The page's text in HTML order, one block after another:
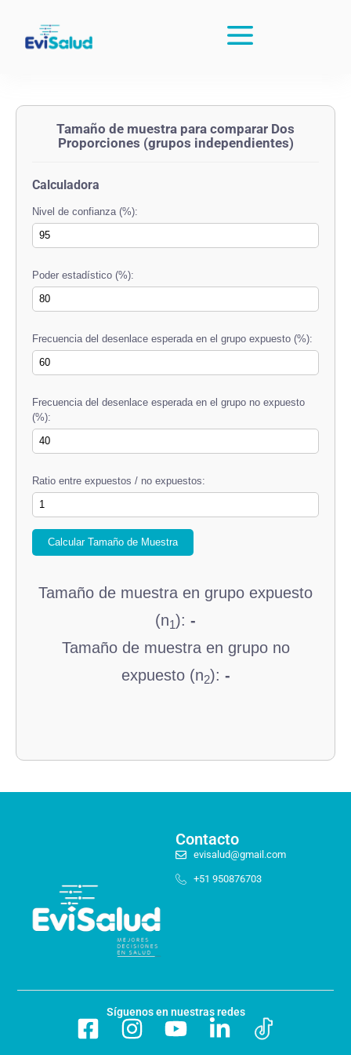
Tamaño de muestra para comparar Dos
Proporciones (grupos independientes)
Calculadora
Nivel de confianza (%):
Poder estadístico (%):
Frecuencia del desenlace esperada en el grupo expuesto (%):
Frecuencia del desenlace esperada en el grupo no expuesto
(%):
Ratio entre expuestos / no expuestos:
Calcular Tamaño de Muestra
Tamaño de muestra en grupo expuesto
(n1 ): -
Tamaño de muestra en grupo no
expuesto (n2): -
Contacto
evisalud@gmail.com
+51 950876703
Síguenos en nuestras redes